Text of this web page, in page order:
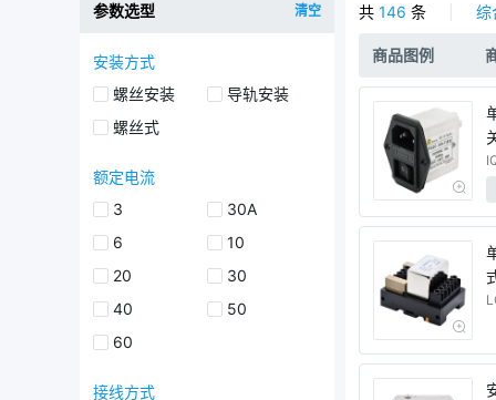
参数选型 清空
安装方式
螺丝安装
导轨安装
螺丝式
额定电流
3
30A
6
10
20
30
40
50
60
接线方式
共 146 条 综
商品图例